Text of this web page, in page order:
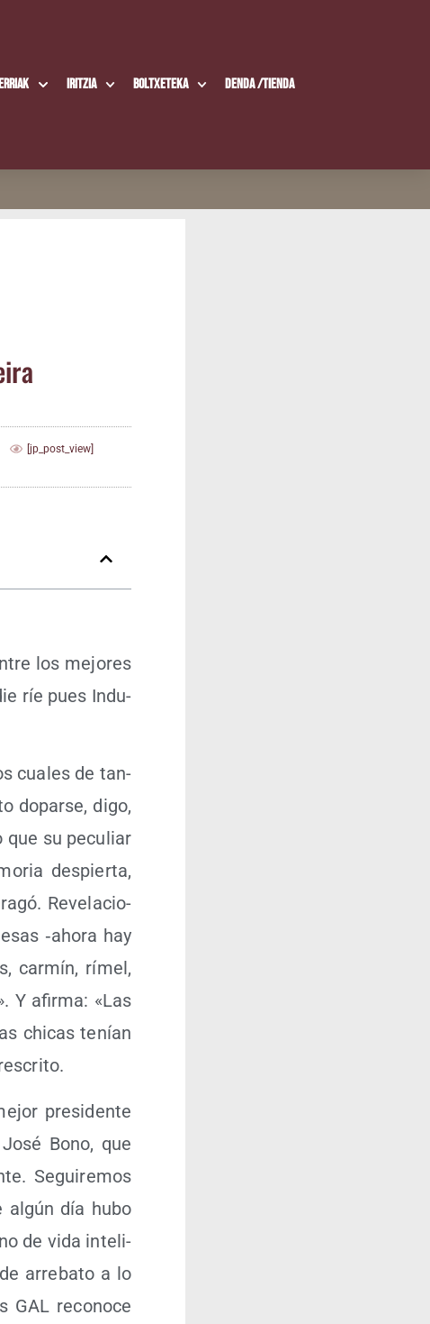
Iritzia Boltxe­te­ka Den­da /​Tien­da
[jp_post_view]
los mejo­res
ríe pues Indu­
cua­les de tan­
dopar­se, digo,
que su pecu­liar
des­pier­ta,
Reve­la­cio­
‑aho­ra hay
car­mín, rímel,
Y afir­ma: «Las
chi­cas tenían
pre­si­den­te
Bono, que
Segui­re­mos
algún día hubo
de vida inte­li­
arre­ba­to a lo
GAL reco­no­ce